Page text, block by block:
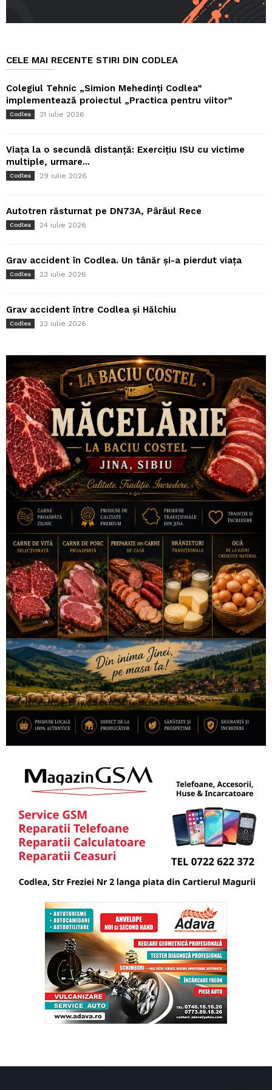
CELE MAI RECENTE STIRI DIN CODLEA
Colegiul Tehnic „Simion Mehedinți Codlea”
implementează proiectul „Practica pentru viitor”
Codlea 31 iulie 2026
Viața la o secundă distanță: Exercițiu ISU cu victime
multiple, urmare...
Codlea 29 iulie 2026
Autotren răsturnat pe DN73A, Pârâul Rece
Codlea 24 iulie 2026
Grav accident în Codlea. Un tânăr și-a pierdut viața
Codlea 23 iulie 2026
Grav accident între Codlea și Hălchiu
Codlea 23 iulie 2026